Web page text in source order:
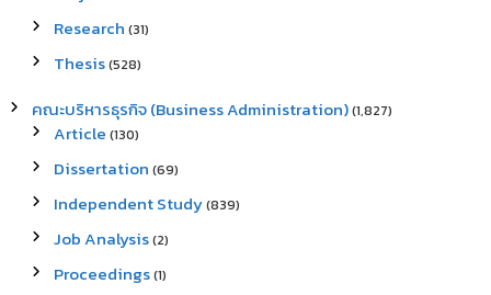
Research (31)
Thesis(528)
คณะบริหารธุรกิจ (Business Administration)(1,827)
Article (130)
Dissertation (69)
Independent Study(839)
Job Analysis(2)
Proceedings(1)